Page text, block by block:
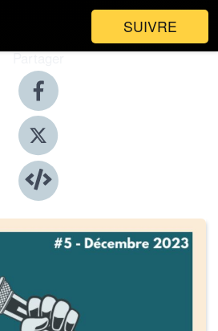
SUIVRE
Partager